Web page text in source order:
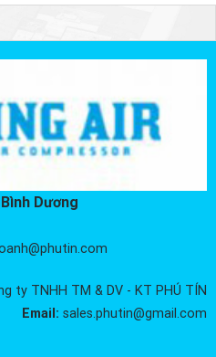
Dương
ty TNHH TM & DV - KT PHÚ TÍN
Email:sales.phutin@gmail.com